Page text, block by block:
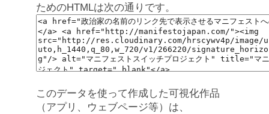
ためのHTMLは次の通りです。
このデータを使って作成した可視化作品
（アプリ、ウェブページ等）は、